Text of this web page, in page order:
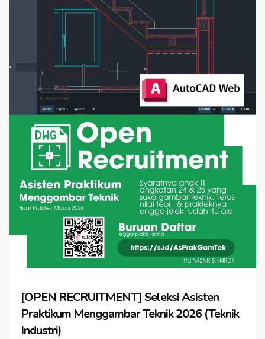
[OPEN RECRUITMENT] Seleksi Asisten
Praktikum Menggambar Teknik 2026 (Teknik
Industri)